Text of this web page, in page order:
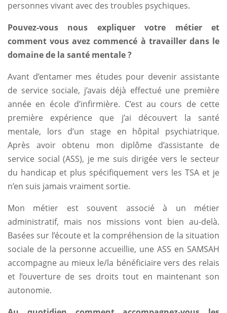
innovadoras hasta clásicos como el póker, el blackjack y
crupieres en vivo son especialmente populares, ya que
interactiva que simula la atmósfera de un casino físico.
optimizado para garantizar fluidez y gráficos de alta
personnes vivant avec des troubles psychiques.
Pouvez-vous nous expliquer votre métier et
comment vous avez commencé à travailler dans le
domaine de la santé mentale ?
Avant d’entamer mes études pour devenir assistante
de service sociale, j’avais déjà effectué une première
année en école d’infirmière. C’est au cours de cette
première expérience que j’ai découvert la santé
mentale, lors d’un stage en hôpital psychiatrique.
Après avoir obtenu mon diplôme d’assistante de
service social (ASS), je me suis dirigée vers le secteur
du handicap et plus spécifiquement vers les TSA et je
n’en suis jamais vraiment sortie.
Mon métier est souvent associé à un métier
administratif, mais nos missions vont bien au-delà.
Basées sur l’écoute et la compréhension de la situation
sociale de la personne accueillie, une ASS en SAMSAH
accompagne au mieux le/la bénéficiaire vers des relais
et l’ouverture de ses droits tout en maintenant son
autonomie.